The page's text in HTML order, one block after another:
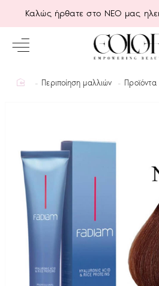
Καλώς ήρθατε στο ΝΕΟ μας
homeΠεριποίηση μαλλιών